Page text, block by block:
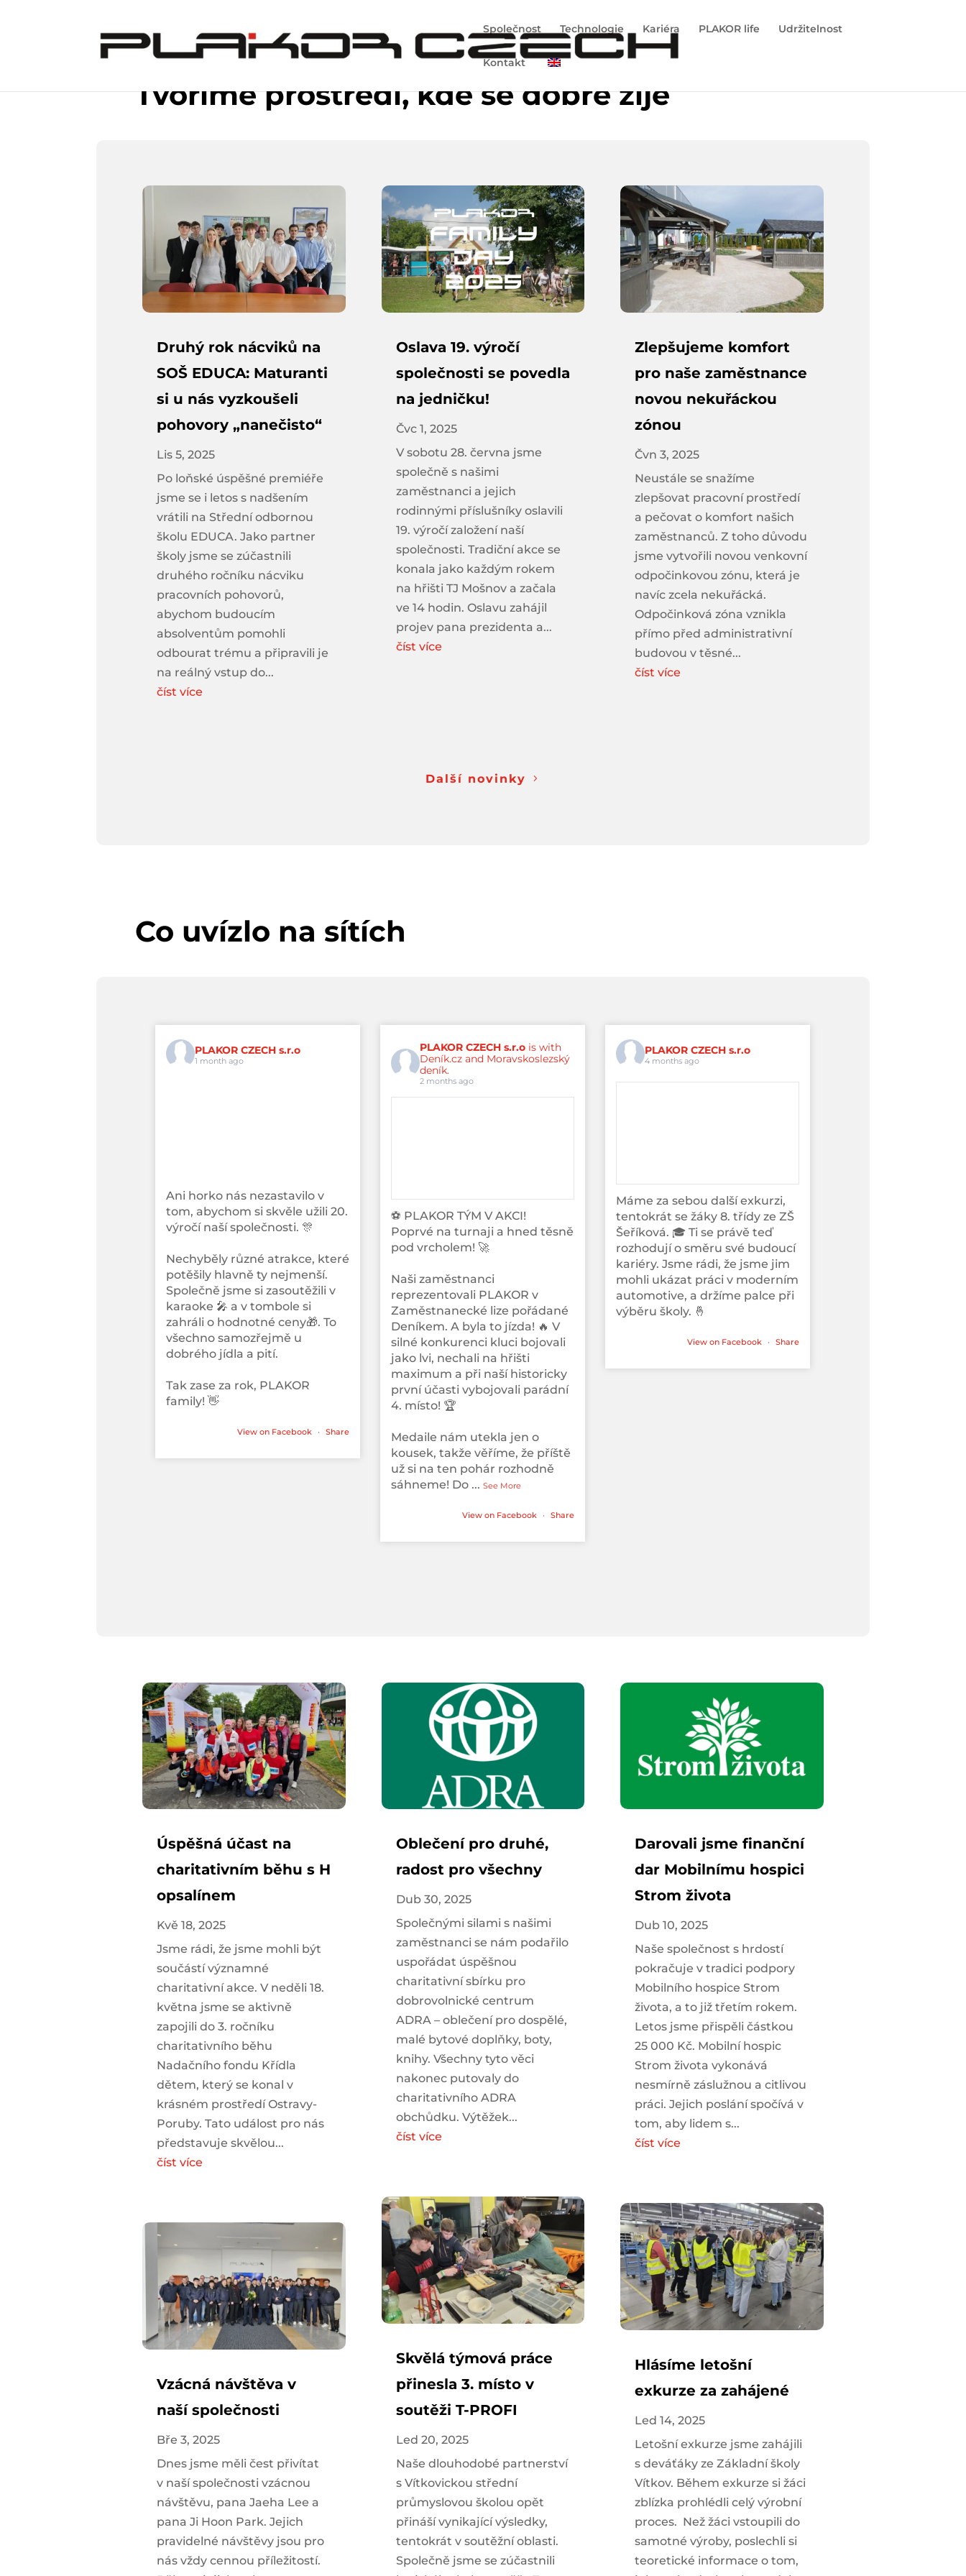
Společnost Technologie Kariéra PLAKOR life Udržitelnost
Kontakt
Tvoříme prostředí, kde se dobře žije
Druhý rok nácviků na
SOŠ EDUCA: Maturanti
si u nás vyzkoušeli
pohovory „nanečisto“
Lis 5, 2025
Po loňské úspěšné premiéře
jsme se i letos s nadšením
vrátili na Střední odbornou
školu EDUCA. Jako partner
školy jsme se zúčastnili
druhého ročníku nácviku
pracovních pohovorů,
abychom budoucím
absolventům pomohli
odbourat trému a připravili je
na reálný vstup do...
číst více
Oslava 19. výročí
společnosti se povedla
na jedničku!
Čvc 1, 2025
V sobotu 28. června jsme
společně s našimi
zaměstnanci a jejich
rodinnými příslušníky oslavili
19. výročí založení naší
společnosti. Tradiční akce se
konala jako každým rokem
na hřišti TJ Mošnov a začala
ve 14 hodin. Oslavu zahájil
projev pana prezidenta a...
číst více
Zlepšujeme komfort
pro naše zaměstnance
novou nekuřáckou
zónou
Čvn 3, 2025
Neustále se snažíme
zlepšovat pracovní prostředí
a pečovat o komfort našich
zaměstnanců. Z toho důvodu
jsme vytvořili novou venkovní
odpočinkovou zónu, která je
navíc zcela nekuřácká.
Odpočinková zóna vznikla
přímo před administrativní
budovou v těsné...
číst více
Další novinky
Co uvízlo na sítích
PLAKOR CZECH s.r.o
1 month ago
Ani horko nás nezastavilo v
tom, abychom si skvěle užili 20.
výročí naší společnosti. 🎊
Nechyběly různé atrakce, které
potěšily hlavně ty nejmenší.
Společně jsme si zasoutěžili v
karaoke 🎤 a v tombole si
zahráli o hodnotné ceny🎁. To
všechno samozřejmě u
dobrého jídla a pití.
Tak zase za rok, PLAKOR
family! 👋
View on Facebook · Share
PLAKOR CZECH s.r.o is with
Deník.cz and Moravskoslezský
deník.
2 months ago
⚽️ PLAKOR TÝM V AKCI!
Poprvé na turnaji a hned těsně
pod vrcholem! 🚀
Naši zaměstnanci
reprezentovali PLAKOR v
Zaměstnanecké lize pořádané
Deníkem. A byla to jízda! 🔥 V
silné konkurenci kluci bojovali
jako lvi, nechali na hřišti
maximum a při naší historicky
první účasti vybojovali parádní
4. místo! 🏆
Medaile nám utekla jen o
kousek, takže věříme, že příště
už si na ten pohár rozhodně
sáhneme! Do ... See More
View on Facebook · Share
PLAKOR CZECH s.r.o
4 months ago
Máme za sebou další exkurzi,
tentokrát se žáky 8. třídy ze ZŠ
Šeříková. 🎓 Ti se právě teď
rozhodují o směru své budoucí
kariéry. Jsme rádi, že jsme jim
mohli ukázat práci v moderním
automotive, a držíme palce při
výběru školy. 🤞
View on Facebook · Share
Úspěšná účast na
charitativním běhu s H
opsalínem
Kvě 18, 2025
Jsme rádi, že jsme mohli být
součástí významné
charitativní akce. V neděli 18.
května jsme se aktivně
zapojili do 3. ročníku
charitativního běhu
Nadačního fondu Křídla
dětem, který se konal v
krásném prostředí Ostravy-
Poruby. Tato událost pro nás
představuje skvělou...
číst více
Vzácná návštěva v
naší společnosti
Bře 3, 2025
Dnes jsme měli čest přivítat
v naší společnosti vzácnou
návštěvu, pana Jaeha Lee a
pana Ji Hoon Park. Jejich
pravidelné návštěvy jsou pro
nás vždy cennou příležitostí.
Oblečení pro druhé,
radost pro všechny
Dub 30, 2025
Společnými silami s našimi
zaměstnanci se nám podařilo
uspořádat úspěšnou
charitativní sbírku pro
dobrovolnické centrum
ADRA – oblečení pro dospělé,
malé bytové doplňky, boty,
knihy. Všechny tyto věci
nakonec putovaly do
charitativního ADRA
obchůdku. Výtěžek...
číst více
Skvělá týmová práce
přinesla 3. místo v
soutěži T-PROFI
Led 20, 2025
Naše dlouhodobé partnerství
s Vítkovickou střední
průmyslovou školou opět
přináší vynikající výsledky,
tentokrát v soutěžní oblasti.
Společně jsme se zúčastnili
Darovali jsme finanční
dar Mobilnímu hospici
Strom života
Dub 10, 2025
Naše společnost s hrdostí
pokračuje v tradici podpory
Mobilního hospice Strom
života, a to již třetím rokem.
Letos jsme přispěli částkou
25 000 Kč. Mobilní hospic
Strom života vykonává
nesmírně záslužnou a citlivou
práci. Jejich poslání spočívá v
tom, aby lidem s...
číst více
Hlásíme letošní
exkurze za zahájené
Led 14, 2025
Letošní exkurze jsme zahájili
s deváťáky ze Základní školy
Vítkov. Během exkurze si žáci
zblízka prohlédli celý výrobní
proces. Než žáci vstoupili do
samotné výroby, poslechli si
teoretické informace o tom,